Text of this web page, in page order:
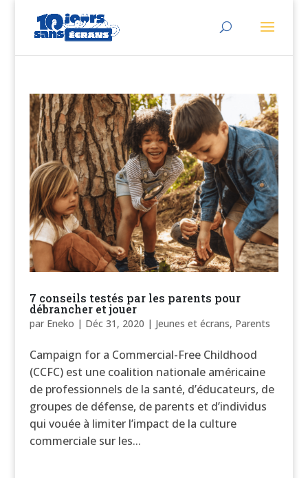
7 conseils testés par les parents pour
débrancher et jouer
par Eneko | Déc 31, 2020 | Jeunes et écrans, Parents
Campaign for a Commercial-Free Childhood
(CCFC) est une coalition nationale américaine
de professionnels de la santé, d’éducateurs, de
groupes de défense, de parents et d’individus
qui vouée à limiter l’impact de la culture
commerciale sur les...